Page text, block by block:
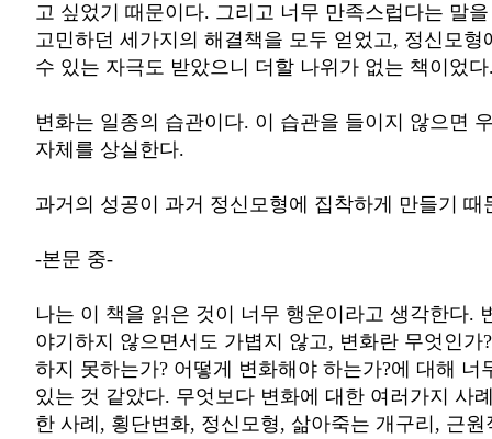
고 싶었기 때문이다. 그리고 너무 만족스럽다는 말
고민하던 세가지의 해결책을 모두 얻었고, 정신모형
수 있는 자극도 받았으니 더할 나위가 없는 책이었
변화는 일종의 습관이다. 이 습관을 들이지 않으면
자체를 상실한다.
과거의 성공이 과거 정신모형에 집착하게 만들기 때
-본문 중-
나는 이 책을 읽은 것이 너무 행운이라고 생각한다.
야기하지 않으면서도 가볍지 않고, 변화란 무엇인가
하지 못하는가? 어떻게 변화해야 하는가?에 대해 너
있는 것 같았다. 무엇보다 변화에 대한 여러가지 사
한 사례, 횡단변화, 정신모형, 삶아죽는 개구리, 근